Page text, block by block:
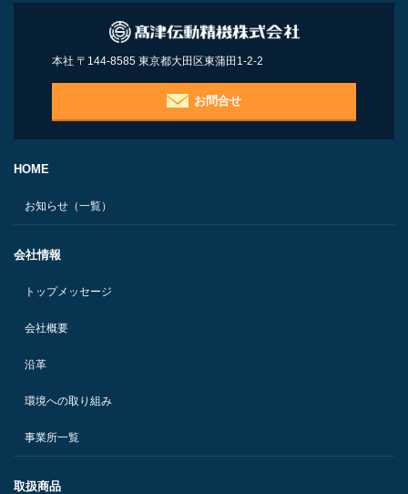
本社 〒144-8585 東京都大田区東蒲田1-2-2
お問合せ
HOME
お知らせ（一覧）
会社情報
トップメッセージ
会社概要
沿革
環境への取り組み
事業所一覧
取扱商品